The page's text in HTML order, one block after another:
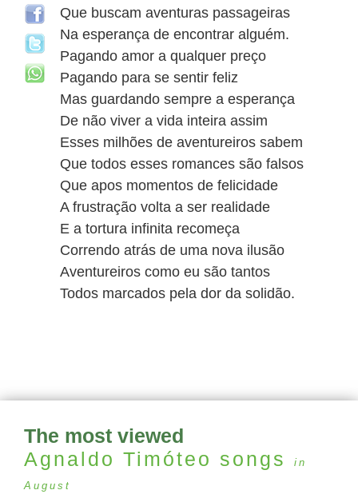
Que buscam aventuras passageiras
Na esperança de encontrar alguém.
Pagando amor a qualquer preço
Pagando para se sentir feliz
Mas guardando sempre a esperança
De não viver a vida inteira assim
Esses milhões de aventureiros sabem
Que todos esses romances são falsos
Que apos momentos de felicidade
A frustração volta a ser realidade
E a tortura infinita recomeça
Correndo atrás de uma nova ilusão
Aventureiros como eu são tantos
Todos marcados pela dor da solidão.
The most viewed
Agnaldo Timóteo songs
in
August